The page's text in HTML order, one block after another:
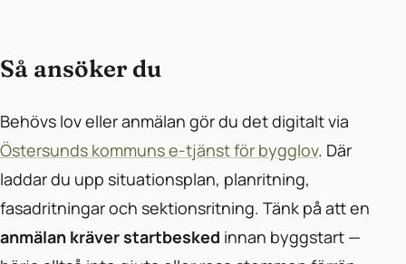
Så ansöker du
Behövs lov eller anmälan gör du det digitalt via
Östersunds kommuns e-tjänst för bygglov. Där
laddar du upp situationsplan, planritning,
fasadritningar och sektionsritning. Tänk på att en
anmälan kräver startbesked innan byggstart —